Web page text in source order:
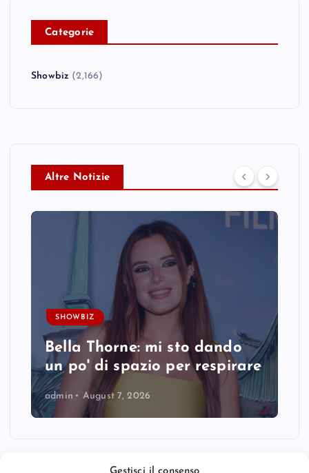
Categorie
Showbiz (2,166)
Altre Notizie
SHOWBIZ
Bella Thorne: mi sto dando
un po' di spazio per respirare
admin August 7, 2026